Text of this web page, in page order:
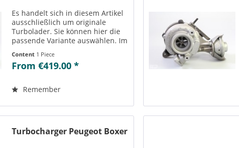
Es handelt sich in diesem Artikel
ausschließlich um originale
Turbolader. Sie können hier die
passende Variante auswählen. Im
Teilenummern“ können Sie die zu
der ausgewählten Variante
einsehen....
Content 1 Piece
From €419.00 *
Remember
Turbocharger Peugeot Boxer